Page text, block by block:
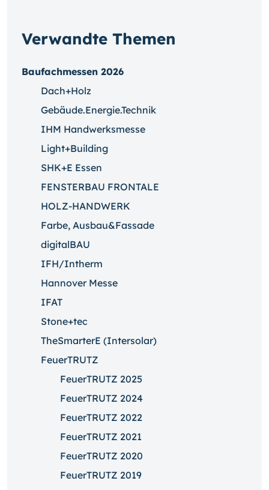
Verwandte Themen
Baufachmessen 2026
Dach+Holz
Gebäude.Energie.Technik
IHM Handwerksmesse
Light+Building
SHK+E Essen
FENSTERBAU FRONTALE
HOLZ-HANDWERK
Farbe, Ausbau&Fassade
digitalBAU
IFH/Intherm
Hannover Messe
IFAT
Stone+tec
TheSmarterE (Intersolar)
FeuerTRUTZ
FeuerTRUTZ 2025
FeuerTRUTZ 2024
FeuerTRUTZ 2022
FeuerTRUTZ 2021
FeuerTRUTZ 2020
FeuerTRUTZ 2019